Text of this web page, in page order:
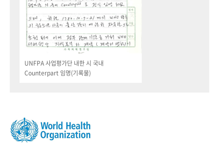
UNFPA 사업평가단 내한 시 국내
Counterpart 임명(기록물)